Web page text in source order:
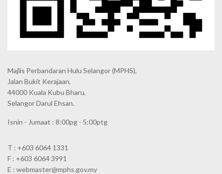
Majlis Perbandaran Hulu Selangor (MPHS),
Jalan Bukit Kerajaan,
44000 Kuala Kubu Bharu,
Selangor Darul Ehsan.
Isnin - Jumaat : 8:00pg - 5:00ptg
T : +603 6064 1331
F : +603 6064 3991
E : webmaster@mphs.gov.my